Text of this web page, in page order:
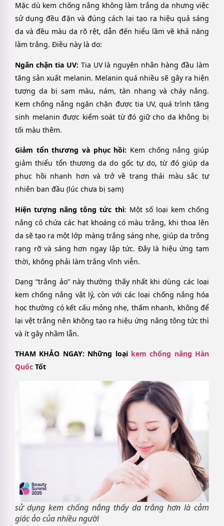
Mặc dù kem chống nắng không làm trắng da nhưng việc
sử dụng đều đặn và đúng cách lại tạo ra hiệu quả sáng
da và đều màu da rõ rệt, dẫn đến hiểu lầm về khả năng
làm trắng. Điều này là do:
Ngăn chặn tia UV: Tia UV là nguyên nhân hàng đầu làm
tăng sản xuất melanin. Melanin quá nhiều sẽ gây ra hiện
tượng da bị sạm màu, nám, tàn nhang và cháy nắng.
Kem chống nắng ngăn chặn được tia UV, quá trình tăng
sinh melanin được kiểm soát từ đó giữ cho da không bị
tối màu thêm.
Giảm tổn thương và phục hồi: Kem chống nắng giúp
giảm thiểu tổn thương da do gốc tự do, từ đó giúp da
phục hồi nhanh hơn và trở về trạng thái màu sắc tự
nhiên ban đầu (lúc chưa bị sạm)
Hiện tượng nâng tông tức thì: Một số loại kem chống
nắng có chứa các hạt khoáng có màu trắng, khi thoa lên
da sẽ tạo ra một lớp màng trắng sáng nhẹ, giúp da trông
rạng rỡ và sáng hơn ngay lập tức. Đây là hiệu ứng tạm
thời, không phải làm trắng vĩnh viễn.
Dạng “trắng ảo” này thường thấy nhất khi dùng các loại
kem chống nắng vật lý, còn với các loại chống nắng hóa
học thường có kết cấu mỏng nhẹ, thấm nhanh, không để
lại vệt trắng nên không tạo ra hiệu ứng nâng tông tức thì
và ít gây nhầm lẫn.
THAM KHẢO NGAY: Những loại kem chống nắng Hàn
Quốc Tốt
sử dụng kem chống nắng thấy da trắng hơn là cảm
giác ảo của nhiều người